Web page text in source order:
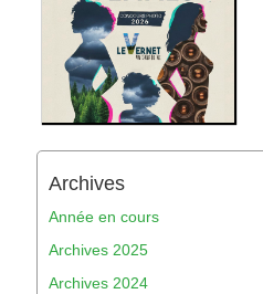
Archives
Année en cours
Archives 2025
Archives 2024